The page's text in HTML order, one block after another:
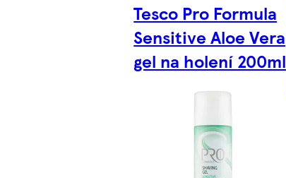
Tesco Pro Formula
Sensitive Aloe Vera
gel na holení 200ml